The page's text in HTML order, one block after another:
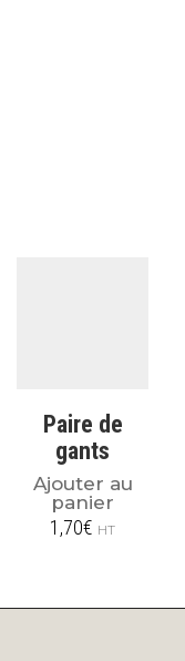
Paire de
gants
Ajouter au
panier
1,70€ HT